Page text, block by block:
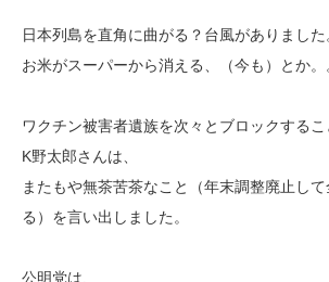
日本列島を直角に曲がる？台風がありました
お米がスーパーから消える、（今も）とか。
ワクチン被害者遺族を次々とブロックするこ
K野太郎さんは、
またもや無茶苦茶なこと（年末調整廃止し
る）を言い出しました。
公明党は、